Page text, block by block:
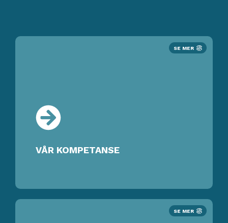
SE MER
VÅR KOMPETANSE
SE MER